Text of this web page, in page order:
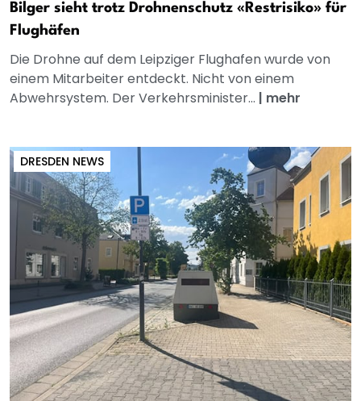
Bilger sieht trotz Drohnenschutz «Restrisiko» für
Flughäfen
Die Drohne auf dem Leipziger Flughafen wurde von
einem Mitarbeiter entdeckt. Nicht von einem
Abwehrsystem. Der Verkehrsminister... | mehr
DRESDEN NEWS